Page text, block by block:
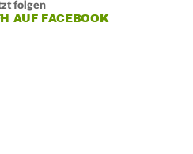
folgen
AUF FACEBOOK